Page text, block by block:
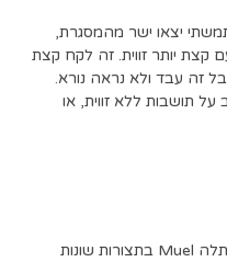
יצאו ישר מהמסגרת,
יותר זווית. זה לקח קצת
זה עבד ולא נראה נורא.
תושבות ללא זווית, או
כפי שציינתי קודם לכן, השתמשתי במתלה Muel בתצורות שונות